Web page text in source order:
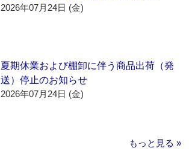
2026年07月24日 (金)
夏期休業および棚卸に伴う商品出荷（発
送）停止のお知らせ
2026年07月24日 (金)
もっと見る »